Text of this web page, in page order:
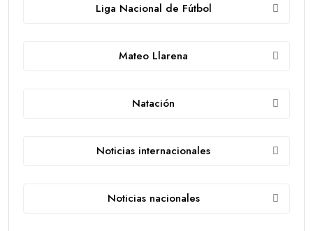
Liga Nacional de Fútbol
Mateo Llarena
Natación
Noticias internacionales
Noticias nacionales